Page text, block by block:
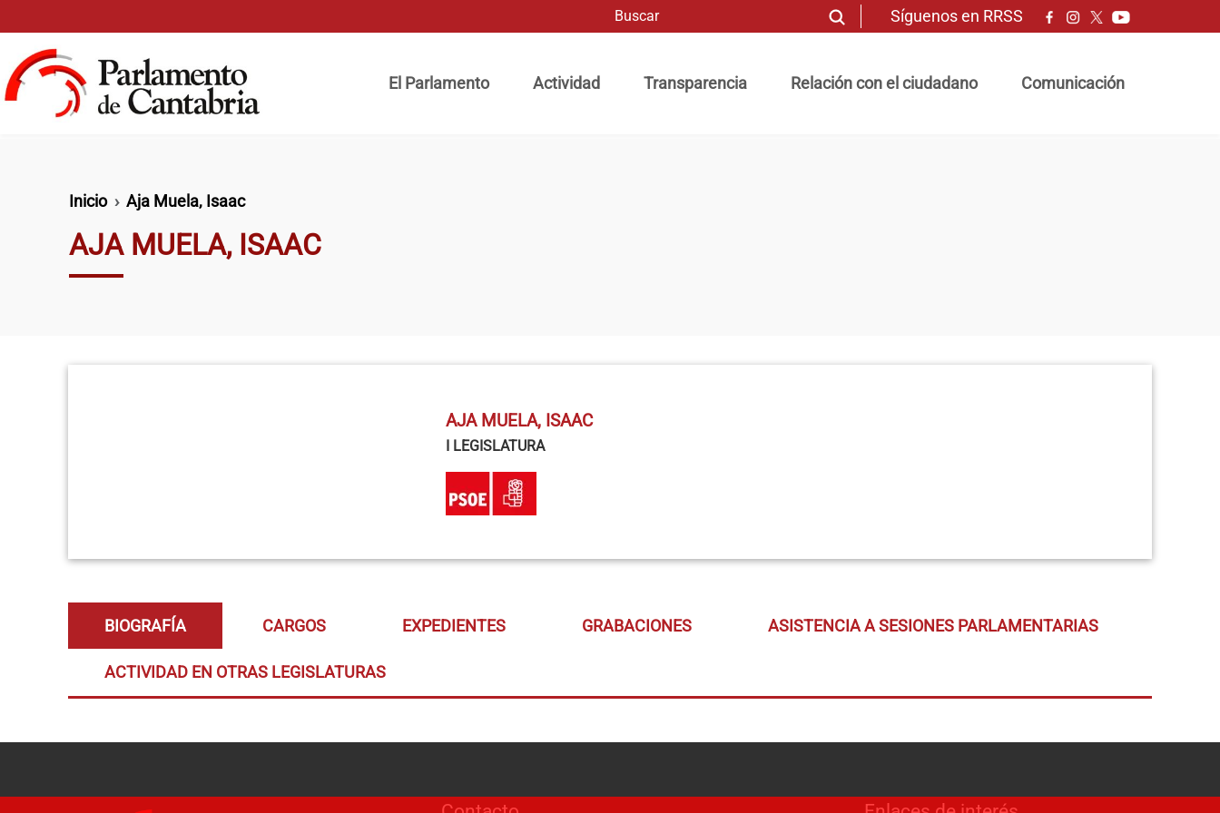
Síguenos en RRSS
El Parlamento
Actividad Transparencia Relación con el ciudadano Comunicación
Ruta de navegación
Inicio Aja Muela, Isaac
AJA MUELA, ISAAC
AJA MUELA, ISAAC
I LEGISLATURA
BIOGRAFÍA CARGOS EXPEDIENTES GRABACIONES ASISTENCIA A SESIONES PARLAMENTARIAS
ACTIVIDAD EN OTRAS LEGISLATURAS